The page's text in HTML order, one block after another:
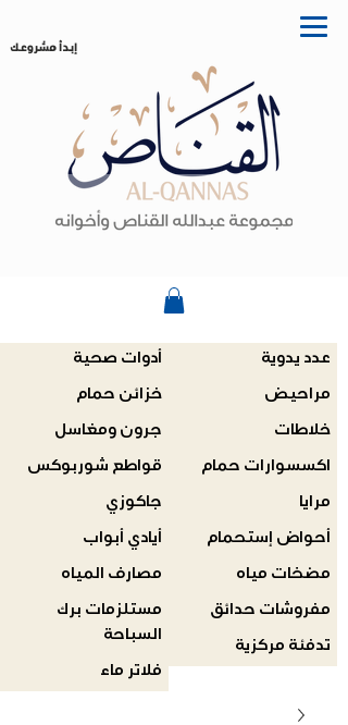
إبدأ مشروعك
أدوات صحية
خزائن حمام
جرون ومغاسل
قواطع شوربوكس
جاكوزي
أيادي أبواب
مصارف المياه
مستلزمات برك
السباحة
فلاتر ماء
عدد يدوية
مراحيض
خلاطات
اكسسوارات حمام
مرايا
أحواض إستحمام
مضخات مياه
مفروشات حدائق
تدفئة مركزية